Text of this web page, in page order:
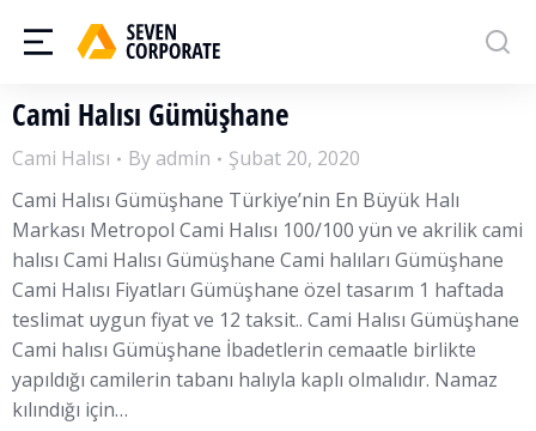
Cami Halısı Gümüşhane
Cami Halısı By admin
Şubat 20, 2020
Cami Halısı Gümüşhane Türkiye’nin En Büyük Halı
Markası Metropol Cami Halısı 100/100 yün ve akrilik cami
halısı Cami Halısı Gümüşhane Cami halıları Gümüşhane
Cami Halısı Fiyatları Gümüşhane özel tasarım 1 haftada
teslimat uygun fiyat ve 12 taksit.. Cami Halısı Gümüşhane
Cami halısı Gümüşhane İbadetlerin cemaatle birlikte
yapıldığı camilerin tabanı halıyla kaplı olmalıdır. Namaz
kılındığı için…